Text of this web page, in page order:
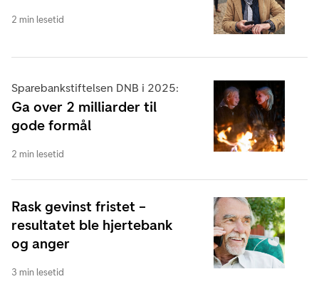
2 min lesetid
Sparebankstiftelsen DNB i 2025:
Ga over 2 milliarder til
gode formål
2 min lesetid
Rask gevinst fristet –
resultatet ble hjertebank
og anger
3 min lesetid